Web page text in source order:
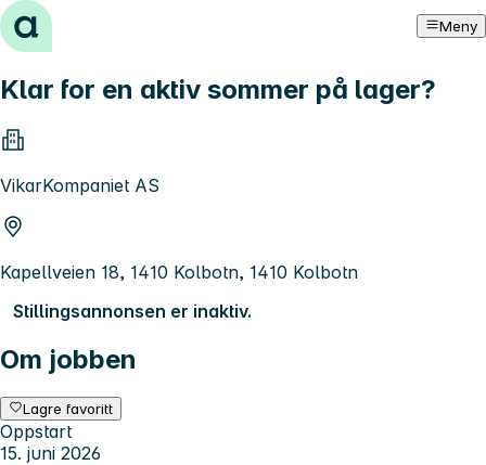
Hopp til innhold Meny
Klar for en aktiv sommer på lager?
VikarKompaniet AS
Kapellveien 18, 1410 Kolbotn, 1410 Kolbotn
Stillingsannonsen er inaktiv.
Om jobben
Lagre favoritt
Oppstart
15. juni 2026